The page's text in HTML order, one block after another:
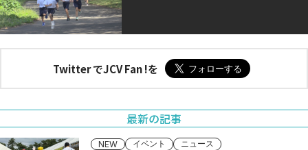
Twitter でJCV Fan !を
最新の記事
NEW イベント ニュース